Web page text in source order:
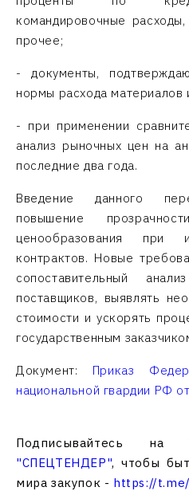
командировочные
прочее;
- документы,
нормы расхода материалов
- при применении
анализ рыночных цен на
последние два года.
Введение данного
повышение
ценообразования при
контрактов. Новые
сопоставительный
поставщиков, выявлять
стоимости и ускорять
государственным
Документ: Приказ
национальной гвардии РФ
Подписывайтесь на
"СПЕЦТЕНДЕР", чтобы
мира закупок - https://